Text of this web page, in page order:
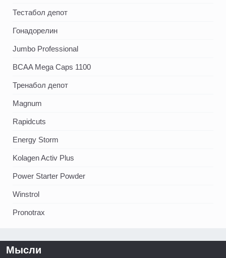
Тестабол депот
Гонадорелин
Jumbo Professional
BCAA Mega Caps 1100
Тренабол депот
Magnum
Rapidcuts
Energy Storm
Kolagen Activ Plus
Power Starter Powder
Winstrol
Pronotrax
Мысли